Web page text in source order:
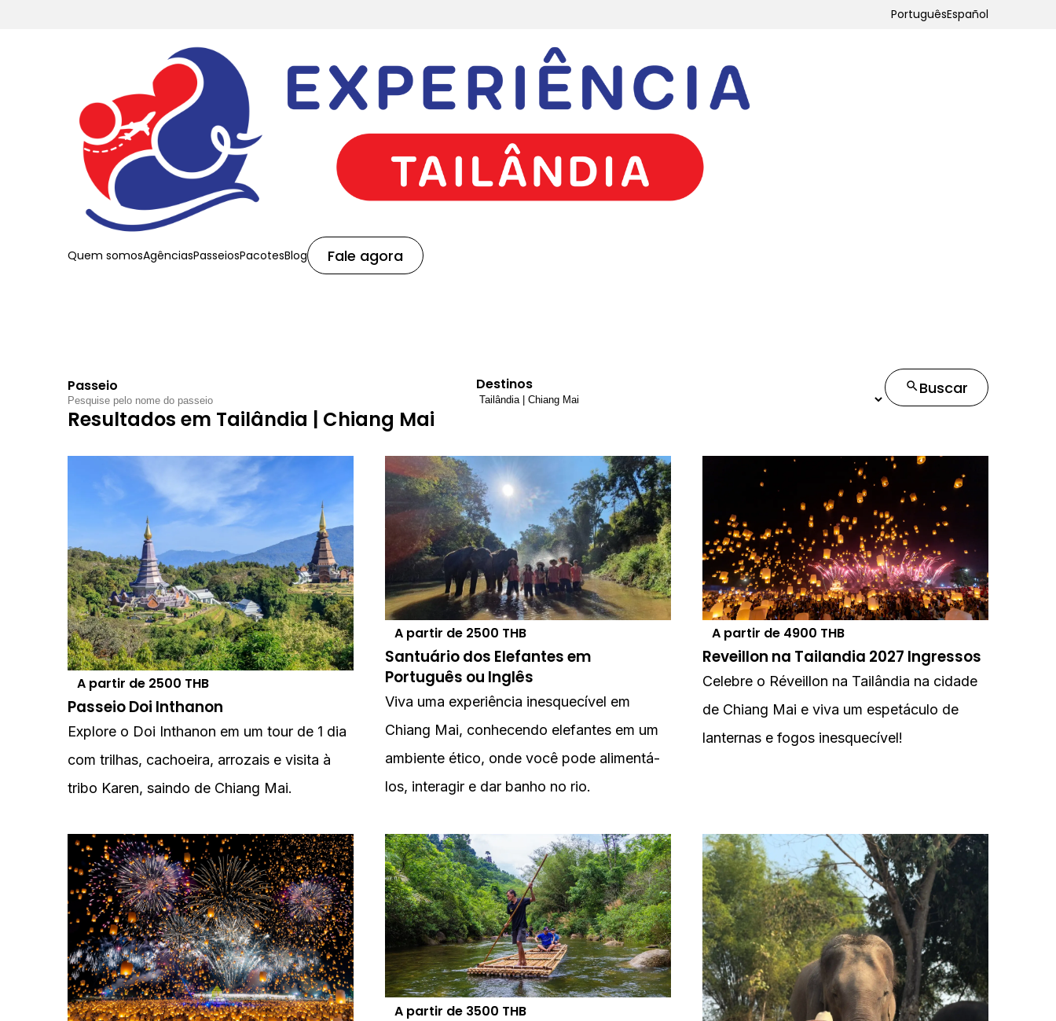
PortuguêsEspañol
Quem somosAgênciasPasseiosPacotesBlog Fale agora
Passeio Destinos Buscar
Resultados em Tailândia | Chiang Mai
A partir de 2500 THB
Passeio Doi Inthanon
Explore o Doi Inthanon em um tour de 1 dia
com trilhas, cachoeira, arrozais e visita à
tribo Karen, saindo de Chiang Mai.
A partir de 2500 THB
Santuário dos Elefantes em
Português ou Inglês
Viva uma experiência inesquecível em
Chiang Mai, conhecendo elefantes em um
ambiente ético, onde você pode alimentá-
los, interagir e dar banho no rio.
A partir de 4900 THB
Reveillon na Tailandia 2027 Ingressos
Celebre o Réveillon na Tailândia na cidade
de Chiang Mai e viva um espetáculo de
lanternas e fogos inesquecível!
A partir de 3500 THB